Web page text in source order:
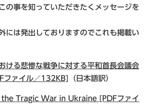
の事を知っていただきたくメッセージを
には発出しておりますのでこれも掲載い
ける悲惨な戦争に対する平和首長会議会
ファイル／132KB]
（日本語訳）
Tragic War in Ukraine [PDFファイ